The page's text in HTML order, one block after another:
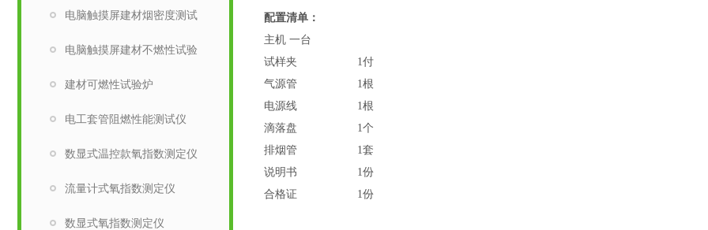
电脑触摸屏建材烟密度测试
电脑触摸屏建材不燃性试验
建材可燃性试验炉
电工套管阻燃性能测试仪
数显式温控款氧指数测定仪
流量计式氧指数测定仪
数显式氧指数测定仪
配置清单：
主机 一台
试样夹 1付
气源管 1根
电源线 1根
滴落盘 1个
排烟管 1套
说明书 1份
合格证 1份